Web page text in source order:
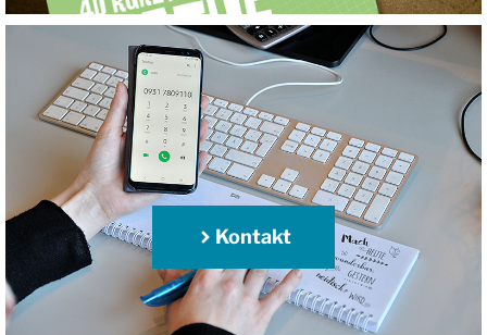
Kontakt